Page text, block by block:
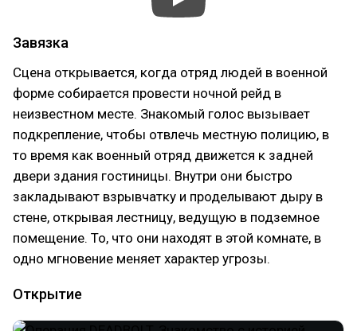
Завязка
Сцена открывается, когда отряд людей в военной
форме собирается провести ночной рейд в
неизвестном месте. Знакомый голос вызывает
подкрепление, чтобы отвлечь местную полицию, в
то время как военный отряд движется к задней
двери здания гостиницы. Внутри они быстро
закладывают взрывчатку и проделывают дыру в
стене, открывая лестницу, ведущую в подземное
помещение. То, что они находят в этой комнате, в
одно мгновение меняет характер угрозы.
Открытие